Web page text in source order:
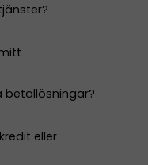
betallösningar?
eller